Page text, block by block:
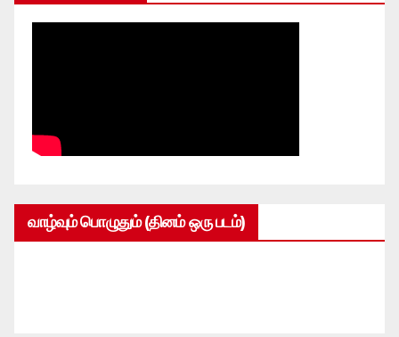
வாழ்வும் பொழுதும் (தினம் ஒரு படம்)